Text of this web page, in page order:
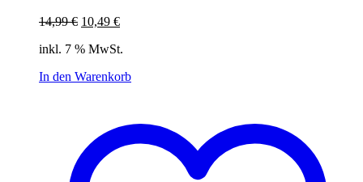
14,99€ Ursprünglicher
war:
10,49 €Aktueller
ist:
inkl. 7 % MwSt.
In den Warenkorb